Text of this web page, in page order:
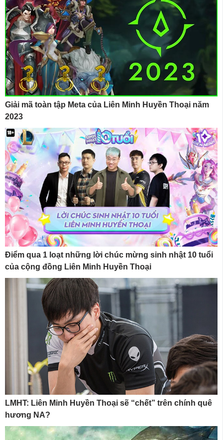
Giải mã toàn tập Meta của Liên Minh Huyền Thoại năm
2023
Điểm qua 1 loạt những lời chúc mừng sinh nhật 10 tuổi
của cộng đồng Liên Minh Huyền Thoại
LMHT: Liên Minh Huyền Thoại sẽ “chết” trên chính quê
hương NA?